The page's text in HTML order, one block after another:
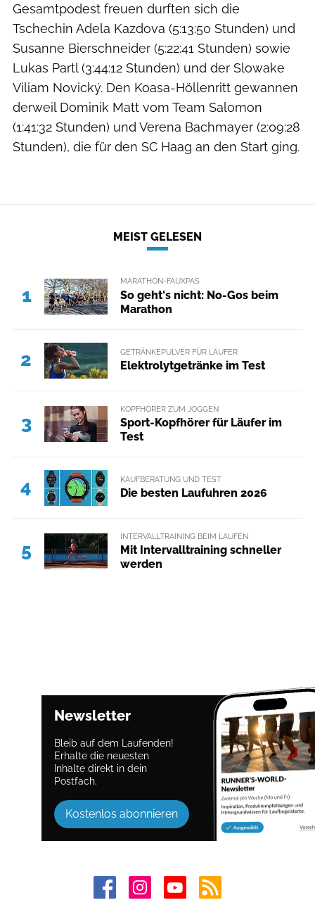
Gesamtpodest freuen durften sich die
Tschechin Adela Kazdova (5:13:50 Stunden) und
Susanne Bierschneider (5:22:41 Stunden) sowie
Lukas Partl (3:44:12 Stunden) und der Slowake
Viliam Novický. Den Koasa-Höllenritt gewannen
derweil Dominik Matt vom Team Salomon
(1:41:32 Stunden) und Verena Bachmayer (2:09:28
Stunden), die für den SC Haag an den Start ging.
MEIST GELESEN
1
MARATHON-FAUXPAS
So geht's nicht: No-Gos beim
Marathon
2 GETRÄNKEPULVER FÜR LÄUFER
Elektrolytgetränke im Test
3
KOPFHÖRER ZUM JOGGEN
Sport-Kopfhörer für Läufer im
Test
4 KAUFBERATUNG UND TEST
Die besten Laufuhren 2026
5
INTERVALLTRAINING BEIM LAUFEN
Mit Intervalltraining schneller
werden
Newsletter
Bleib auf dem Laufenden!
Erhalte die neuesten
Inhalte direkt in dein
Postfach.
Kostenlos abonnieren